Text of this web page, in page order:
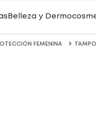
Belleza y
FEMENINA